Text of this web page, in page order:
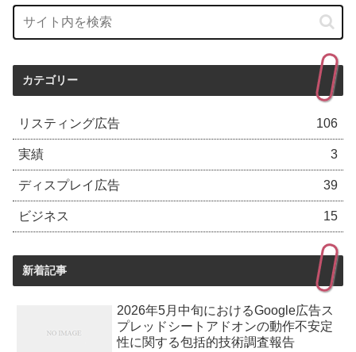
カテゴリー
リスティング広告 106
実績 3
ディスプレイ広告 39
ビジネス 15
新着記事
2026年5月中旬におけるGoogle広告ス
プレッドシートアドオンの動作不安定
性に関する包括的技術調査報告